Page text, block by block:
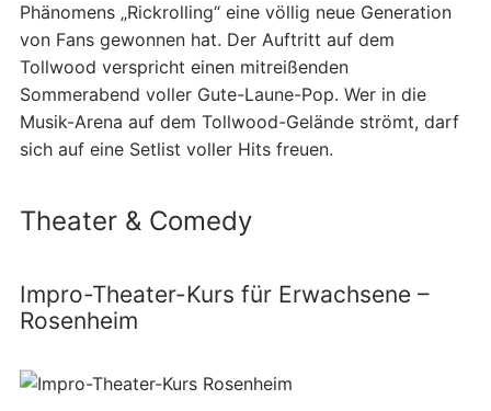
Phänomens „Rickrolling“ eine völlig neue Generation
von Fans gewonnen hat. Der Auftritt auf dem
Tollwood verspricht einen mitreißenden
Sommerabend voller Gute-Laune-Pop. Wer in die
Musik-Arena auf dem Tollwood-Gelände strömt, darf
sich auf eine Setlist voller Hits freuen.
Theater & Comedy
Impro-Theater-Kurs für Erwachsene –
Rosenheim